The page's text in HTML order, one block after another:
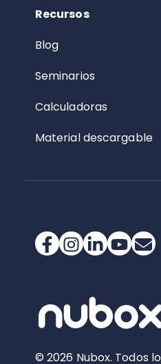
Recursos
Blog
Seminarios
Calculadoras
Material descargable
© 2026 Nubox. Todos